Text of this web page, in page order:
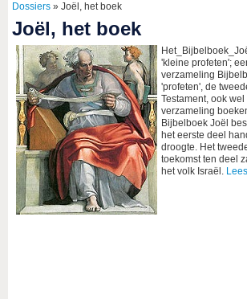
Dossiers » Joël, het boek
Joël, het boek
'kleine profeten';
verzameling
'profeten', de
Testament, ook
verzameling
Bijbelboek Joël
het eerste deel
droogte. Het
toekomst ten deel
het volk Israël.